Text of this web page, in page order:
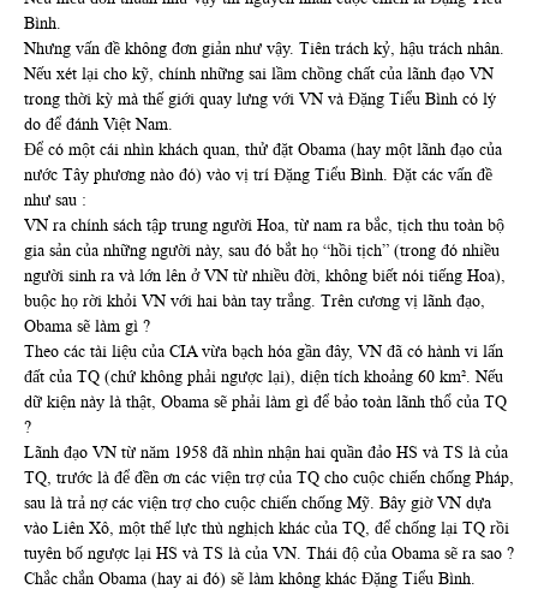
Bình.
Nhưng vấn đề không đơn giản như vậy. Tiên trách kỷ, hậu trách nhân.
Nếu xét lại cho kỹ, chính những sai lầm chồng chất của lãnh đạo VN
trong thời kỳ mà thế giới quay lưng với VN và Đặng Tiểu Bình có lý
do để đánh Việt Nam.
Để có một cái nhìn khách quan, thử đặt Obama (hay một lãnh đạo của
nước Tây phương nào đó) vào vị trí Đặng Tiểu Bình. Đặt các vấn đề
như sau :
VN ra chính sách tập trung người Hoa, từ nam ra bắc, tịch thu toàn bộ
gia sản của những người này, sau đó bắt họ “hồi tịch” (trong đó nhiều
người sinh ra và lớn lên ở VN từ nhiều đời, không biết nói tiếng Hoa),
buộc họ rời khỏi VN với hai bàn tay trắng. Trên cương vị lãnh đạo,
Obama sẽ làm gì ?
Theo các tài liệu của CIA vừa bạch hóa gần đây, VN đã có hành vi lấn
đất của TQ (chứ không phải ngược lại), diện tích khoảng 60 km². Nếu
dữ kiện này là thật, Obama sẽ phải làm gì để bảo toàn lãnh thổ của TQ
?
Lãnh đạo VN từ năm 1958 đã nhìn nhận hai quần đảo HS và TS là của
TQ, trước là để đền ơn các viện trợ của TQ cho cuộc chiến chống Pháp,
sau là trả nợ các viện trợ cho cuộc chiến chống Mỹ. Bây giờ VN dựa
vào Liên Xô, một thế lực thù nghịch khác của TQ, để chống lại TQ rồi
tuyên bố ngược lại HS và TS là của VN. Thái độ của Obama sẽ ra sao ?
Chắc chắn Obama (hay ai đó) sẽ làm không khác Đặng Tiểu Bình.